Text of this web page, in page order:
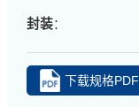
封装：
下载规格PDF